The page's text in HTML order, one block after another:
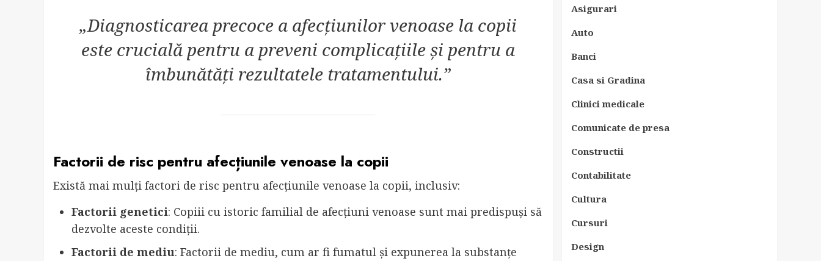
„Diagnosticarea precoce a afecțiunilor venoase la copii
este crucială pentru a preveni complicațiile și pentru a
îmbunătăți rezultatele tratamentului.”
Factorii de risc pentru afecțiunile venoase la copii
Există mai mulți factori de risc pentru afecțiunile venoase la copii, inclusiv:
Factorii genetici: Copiii cu istoric familial de afecțiuni venoase sunt mai predispuși să
dezvolte aceste condiții.
Factorii de mediu: Factorii de mediu, cum ar fi fumatul și expunerea la substanțe
Asigurari
Auto
Banci
Casa si Gradina
Clinici medicale
Comunicate de presa
Constructii
Contabilitate
Cultura
Cursuri
Design